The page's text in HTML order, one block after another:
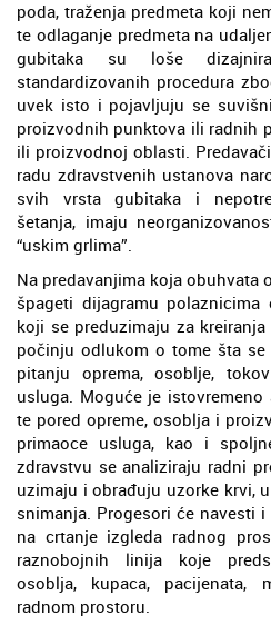
poda, traženja predmeta koji
te odlaganje predmeta na
gubitaka su loše
standardizovanih procedura
uvek isto i pojavljuju se
proizvodnih punktova ili radnih
ili proizvodnoj oblasti.
radu zdravstvenih ustanova
svih vrsta gubitaka i
šetanja, imaju
“uskim grlima”.
Na predavanjima koja obuhvata
špageti dijagramu
koji se preduzimaju za
počinju odlukom o tome šta
pitanju oprema, osoblje,
usluga. Moguće je
te pored opreme, osoblja i
primaoce usluga, kao i
zdravstvu se analiziraju radni
uzimaju i obrađuju uzorke krvi,
snimanja. Progesori će navesti
na crtanje izgleda radnog
raznobojnih linija koje
osoblja, kupaca, pacijenata,
radnom prostoru.